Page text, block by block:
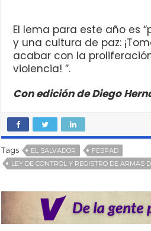
El lema para este año es
y una cultura de paz:
acabar con la
violencia! ”.
Con edición de Diego
Tags EL SALVADOR
FESPAD
LEY DE CONTROL Y REGISTRO DE ARMAS